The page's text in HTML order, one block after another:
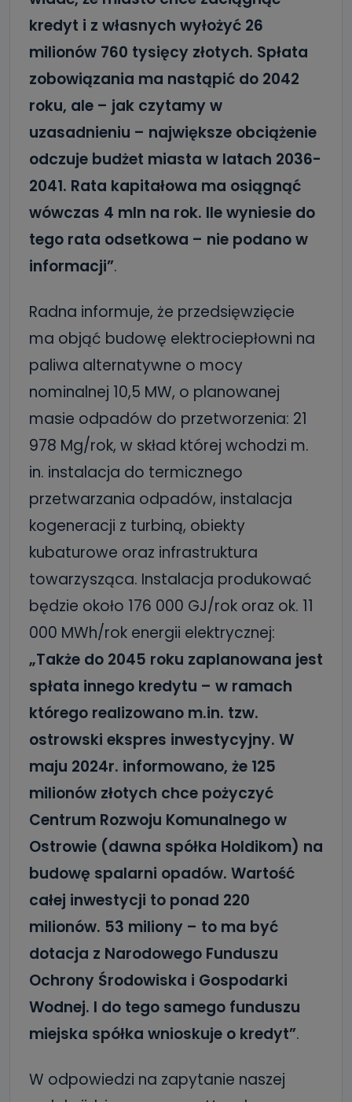
kredyt i z własnych wyłożyć 26
milionów 760 tysięcy złotych. Spłata
zobowiązania ma nastąpić do 2042
roku, ale – jak czytamy w
uzasadnieniu – największe obciążenie
odczuje budżet miasta w latach 2036-
2041. Rata kapitałowa ma osiągnąć
wówczas 4 mln na rok. Ile wyniesie do
tego rata odsetkowa – nie podano w
informacji”.
Radna informuje, że przedsięwzięcie
ma objąć budowę elektrociepłowni na
paliwa alternatywne o mocy
nominalnej 10,5 MW, o planowanej
masie odpadów do przetworzenia: 21
978 Mg/rok, w skład której wchodzi m.
in. instalacja do termicznego
przetwarzania odpadów, instalacja
kogeneracji z turbiną, obiekty
kubaturowe oraz infrastruktura
towarzysząca. Instalacja produkować
będzie około 176 000 GJ/rok oraz ok. 11
000 MWh/rok energii elektrycznej:
„Także do 2045 roku zaplanowana jest
spłata innego kredytu – w ramach
którego realizowano m.in. tzw.
ostrowski ekspres inwestycyjny. W
maju 2024r. informowano, że 125
milionów złotych chce pożyczyć
Centrum Rozwoju Komunalnego w
Ostrowie (dawna spółka Holdikom) na
budowę spalarni opadów. Wartość
całej inwestycji to ponad 220
milionów. 53 miliony – to ma być
dotacja z Narodowego Funduszu
Ochrony Środowiska i Gospodarki
Wodnej. I do tego samego funduszu
miejska spółka wnioskuje o kredyt”.
W odpowiedzi na zapytanie naszej